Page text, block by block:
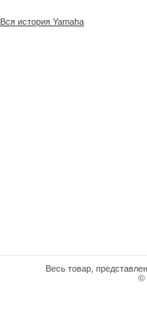
Вся история Yamaha
Весь товар,
©